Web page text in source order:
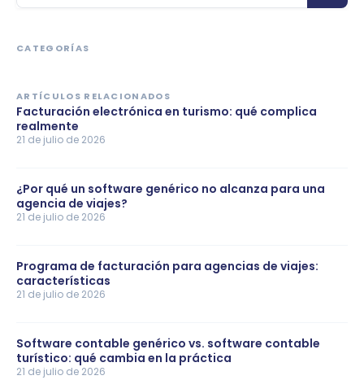
CATEGORÍAS
ARTÍCULOS RELACIONADOS
Facturación electrónica en turismo: qué complica
realmente
21 de julio de 2026
¿Por qué un software genérico no alcanza para una
agencia de viajes?
21 de julio de 2026
Programa de facturación para agencias de viajes:
características
21 de julio de 2026
Software contable genérico vs. software contable
turístico: qué cambia en la práctica
21 de julio de 2026